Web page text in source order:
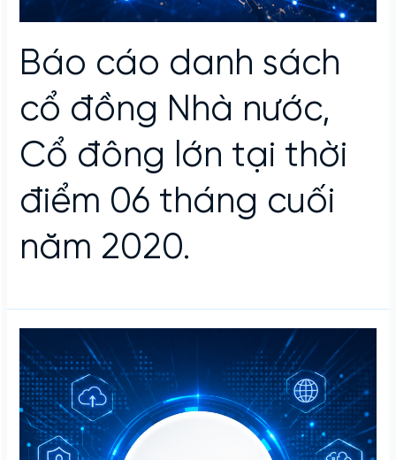
Báo cáo danh sách
cổ đồng Nhà nước,
Cổ đông lớn tại thời
điểm 06 tháng cuối
năm 2020.